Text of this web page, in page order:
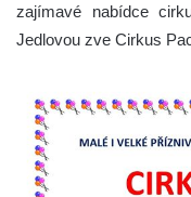
zajímavé nabídce
Jedlovou zve Cirkus